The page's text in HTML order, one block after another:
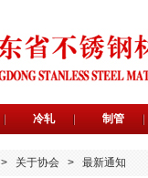
冷轧 制管
> 关于协会 > 最新通知